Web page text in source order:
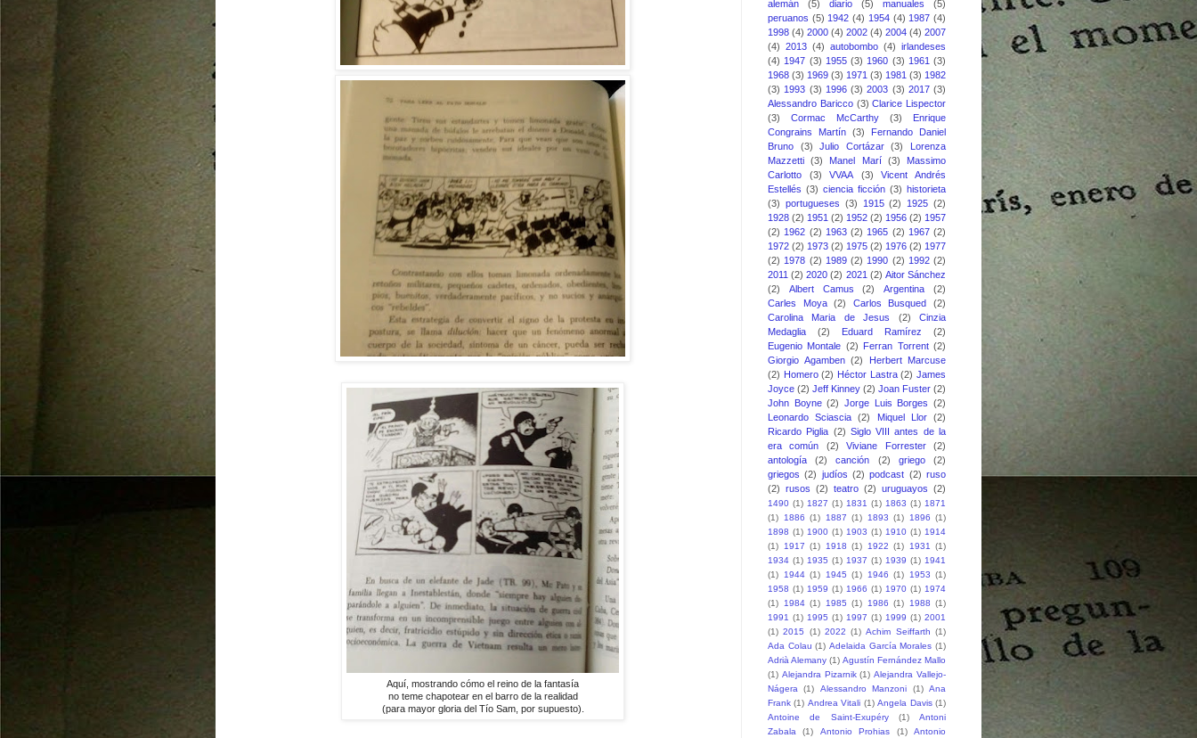
Aquí, mostrando cómo el reino de la fantasía
no teme chapotear en el barro de la realidad
(para mayor gloria del Tío Sam, por supuesto).
alemán
(5) diario (5) manuales
(5)
peruanos (5) 1942 (4) 1954 (4) 1987 (4)
1998 (4) 2000 (4) 2002 (4) 2004 (4) 2007
(4) 2013 (4) autobombo (4) irlandeses
(4) 1947 (3) 1955 (3) 1960 (3) 1961 (3)
1968 (3) 1969 (3) 1971 (3) 1981 (3) 1982
(3) 1993 (3) 1996 (3) 2003 (3) 2017 (3)
Alessandro Baricco (3) Clarice Lispector
(3)
Cormac McCarthy (3)
Enrique
Congrains Martín (3)
Fernando Daniel
Bruno
(3) Julio Cortázar (3)
Lorenza
Mazzetti
(3) Manel Marí (3)
Massimo
Carlotto
(3) VVAA (3)
Vicent Andrés
Estellés (3) ciencia ficción (3) historieta
(3) portugueses (3) 1915 (2) 1925 (2)
1928 (2) 1951 (2) 1952 (2) 1956 (2) 1957
(2) 1962 (2) 1963 (2) 1965 (2) 1967 (2)
1972 (2) 1973 (2) 1975 (2) 1976 (2) 1977
(2) 1978 (2) 1989 (2) 1990 (2) 1992 (2)
2011 (2) 2020 (2) 2021 (2) Aitor Sánchez
(2)
Albert Camus (2) Argentina
(2)
Carles Moya
(2) Carlos Busqued
(2)
Carolina Maria de Jesus
(2)
Cinzia
Medaglia
(2) Eduard Ramírez
(2)
Eugenio Montale (2) Ferran Torrent (2)
Giorgio Agamben (2)
Herbert Marcuse
(2) Homero (2) Héctor Lastra (2) James
Joyce (2) Jeff Kinney (2) Joan Fuster (2)
John Boyne (2) Jorge Luis Borges (2)
Leonardo Sciascia
(2) Miquel Llor
(2)
Ricardo Piglia (2) Siglo VIII antes de la
era común
(2) Viviane Forrester
(2)
antología
(2) canción (2) griego
(2)
griegos (2) judíos (2) podcast (2) ruso
(2) rusos (2) teatro (2) uruguayos (2)
1490 (1) 1827 (1) 1831 (1) 1863 (1) 1871
(1)
1886 (1) 1887 (1) 1893 (1) 1896 (1)
1898 (1) 1900 (1) 1903 (1) 1910 (1) 1914
(1)
1917 (1) 1918 (1) 1922 (1) 1931
(1)
1934 (1) 1935 (1) 1937 (1) 1939 (1) 1941
(1)
1944 (1) 1945 (1) 1946 (1) 1953 (1)
1958 (1) 1959 (1) 1966 (1) 1970 (1) 1974
(1)
1984 (1) 1985 (1) 1986 (1) 1988 (1)
1991 (1) 1995 (1) 1997 (1) 1999 (1) 2001
(1) 2015 (1) 2022 (1) Achim Seiffarth (1)
Ada Colau (1) Adelaida García Morales (1)
Adrià Alemany (1) Agustín Fernández Mallo
(1) Alejandra Pizarnik (1) Alejandra Vallejo-
Nágera
(1) Alessandro Manzoni (1) Ana
Frank (1) Andrea Vitali (1) Angela Davis (1)
Antoine de Saint-Exupéry
(1)
Antoni
Zabala
(1) Antonio Prohias (1)
Antonio